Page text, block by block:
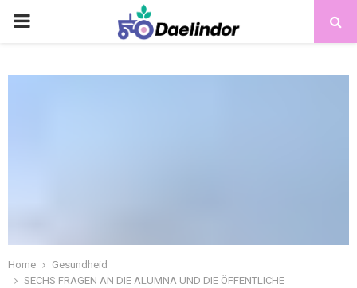
Home
Gesundheid
SECHS FRAGEN AN DIE ALUMNA UND DIE ÖFFENTLICHE